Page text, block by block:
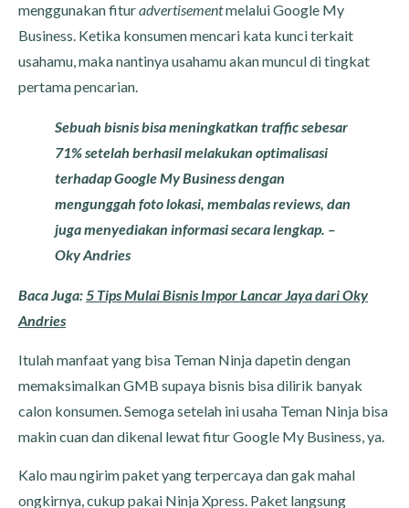
menggunakan fituradvertisementmelalui Google My
Business. Ketika konsumen mencari kata kunci terkait
usahamu, maka nantinya usahamu akan muncul di tingkat
pertama pencarian.
Sebuah bisnis bisa meningkatkan traffic sebesar
71% setelah berhasil melakukan optimalisasi
terhadap Google My Business dengan
mengunggah foto lokasi, membalas reviews, dan
juga menyediakan informasi secara lengkap. –
Oky Andries
Baca Juga:5 Tips Mulai Bisnis Impor Lancar Jaya dari Oky
Andries
Itulah manfaat yang bisa Teman Ninja dapetin dengan
memaksimalkan GMB supaya bisnis bisa dilirik banyak
calon konsumen. Semoga setelah ini usaha Teman Ninja bisa
makin cuan dan dikenal lewat fitur Google My Business, ya.
Kalo mau ngirim paket yang terpercaya dan gak mahal
ongkirnya, cukup pakai Ninja Xpress. Paket langsung